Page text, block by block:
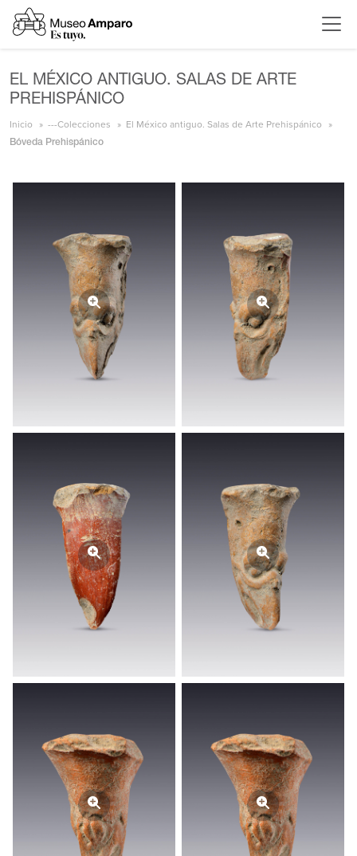
EL MÉXICO ANTIGUO. SALAS DE ARTE
PREHISPÁNICO
Inicio ---Colecciones El México antiguo. Salas de Arte Prehispánico
Bóveda Prehispánico